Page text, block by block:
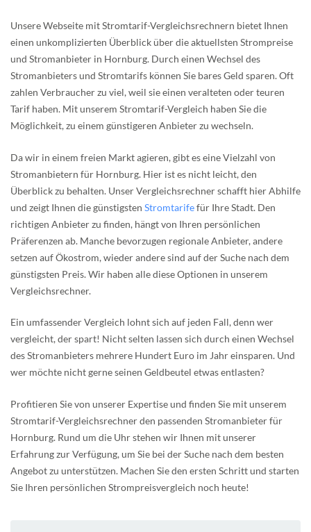
Unsere Webseite mit Stromtarif-Vergleichsrechnern bietet Ihnen
einen unkomplizierten Überblick über die aktuellsten Strompreise
und Stromanbieter in Hornburg. Durch einen Wechsel des
Stromanbieters und Stromtarifs können Sie bares Geld sparen. Oft
zahlen Verbraucher zu viel, weil sie einen veralteten oder teuren
Tarif haben. Mit unserem Stromtarif-Vergleich haben Sie die
Möglichkeit, zu einem günstigeren Anbieter zu wechseln.
Da wir in einem freien Markt agieren, gibt es eine Vielzahl von
Stromanbietern für Hornburg. Hier ist es nicht leicht, den
Überblick zu behalten. Unser Vergleichsrechner schafft hier Abhilfe
und zeigt Ihnen die günstigsten Stromtarifefür Ihre Stadt. Den
richtigen Anbieter zu finden, hängt von Ihren persönlichen
Präferenzen ab. Manche bevorzugen regionale Anbieter, andere
setzen auf Ökostrom, wieder andere sind auf der Suche nach dem
günstigsten Preis. Wir haben alle diese Optionen in unserem
Vergleichsrechner.
Ein umfassender Vergleich lohnt sich auf jeden Fall, denn wer
vergleicht, der spart! Nicht selten lassen sich durch einen Wechsel
des Stromanbieters mehrere Hundert Euro im Jahr einsparen. Und
wer möchte nicht gerne seinen Geldbeutel etwas entlasten?
Profitieren Sie von unserer Expertise und finden Sie mit unserem
Stromtarif-Vergleichsrechner den passenden Stromanbieter für
Hornburg. Rund um die Uhr stehen wir Ihnen mit unserer
Erfahrung zur Verfügung, um Sie bei der Suche nach dem besten
Angebot zu unterstützen. Machen Sie den ersten Schritt und starten
Sie Ihren persönlichen Strompreisvergleich noch heute!